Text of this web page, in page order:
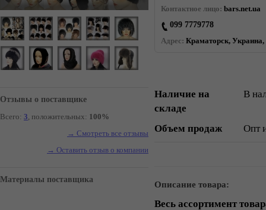
Отзывы о поставщике
Всего: 3, положительных: 100%
→ Смотреть все отзывы
→ Оставить отзыв о компании
Материалы поставщика
Контактное лицо: bars.net.ua
099 7779778
Адрес: Краматорск, Украина,
Наличие на
складе
В
Объем продаж Опт
Описание товара:
Весь ассортимент